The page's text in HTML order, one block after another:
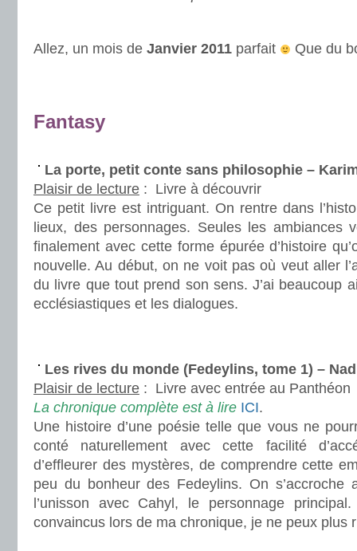
Allez, un mois de Janvier 2011 parfait
Que du
Fantasy
La porte, petit conte sans philosophie –
Plaisir de lecture : Livre à découvrir
Ce petit livre est intriguant. On rentre dans
lieux, des personnages. Seules les ambiances
finalement avec cette forme épurée d’histoire
nouvelle. Au début, on ne voit pas où veut aller
du livre que tout prend son sens. J’ai beaucoup
ecclésiastiques et les dialogues.
Les rives du monde (Fedeylins, tome 1) –
Plaisir de lecture : Livre avec entrée au Panthéon
La chronique complète est à lire ICI.
Une histoire d’une poésie telle que vous ne
conté naturellement avec cette facilité
d’effleurer des mystères, de comprendre cette
peu du bonheur des Fedeylins. On s’accroche
l’unisson avec Cahyl, le personnage
convaincus lors de ma chronique, je ne peux plus